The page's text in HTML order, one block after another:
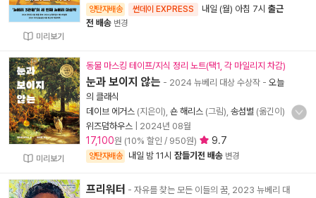
미리보기
양탄자배송 썬데이 EXPRESS 내일 (월) 아침 7시 출근
전 배송 변경
미리보기
동물 마스킹 테이프/지식 정리 노트(택1, 각 마일리지 차감)
눈과 보이지 않는 - 2024 뉴베리 대상 수상작 - 오늘
의 클래식
데이브 에거스 (지은이), 숀 해리스 (그림), 송섬별 (옮긴이)
위즈덤하우스
2024년 08월
17,100원 (10% 할인 / 950원) 9.7
양탄자배송 내일 밤 11시 잠들기전 배송 변경
프리워터 - 자유를 찾는 모든 이들의 꿈, 2023 뉴베리 대